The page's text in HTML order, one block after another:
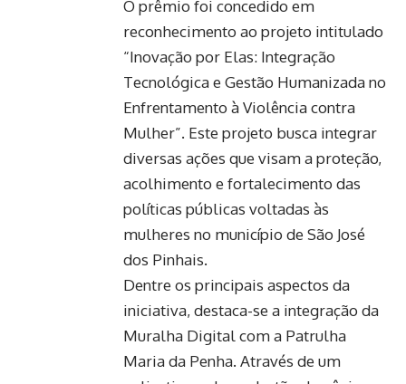
O prêmio foi concedido em
reconhecimento ao projeto intitulado
“Inovação por Elas: Integração
Tecnológica e Gestão Humanizada no
Enfrentamento à Violência contra
Mulher”. Este projeto busca integrar
diversas ações que visam a proteção,
acolhimento e fortalecimento das
políticas públicas voltadas às
mulheres no município de São José
dos Pinhais.
Dentre os principais aspectos da
iniciativa, destaca-se a integração da
Muralha Digital com a Patrulha
Maria da Penha. Através de um